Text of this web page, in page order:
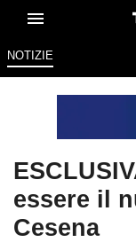
NOTIZIE
essere il
Cesena